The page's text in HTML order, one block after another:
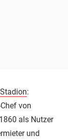
:
von
als Nutzer
und